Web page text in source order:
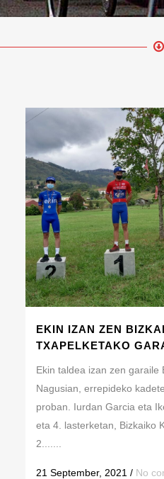
EKIN IZAN ZEN
TXAPELKETAKO
Ekin taldea izan zen garaile
Nagusian, errepideko
proban. Iurdan Garcia eta
eta 4. lasterketan, Bizkaiko
2.......
21 September, 2021 / No